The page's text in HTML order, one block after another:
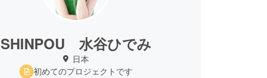
SHINPOU 水谷ひでみ
日本
初めてのプロジェクトです